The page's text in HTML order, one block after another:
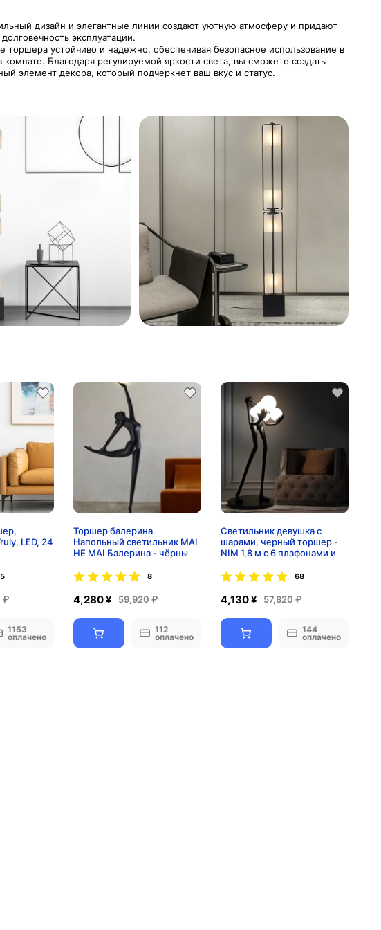
дизайн и элегантные линии создают уютную атмосферу и придают
эксплуатации.
устойчиво и надежно, обеспечивая безопасное использование в
Благодаря регулируемой яркости света, вы сможете создать
элемент декора, который подчеркнет ваш вкус и статус.
LED, 24
5
₽
1153
оплачено
Торшер балерина.
Напольный светильник MAI
HE MAI Балерина - чёрный.
8
4,280 ¥ 59,920 ₽
112
оплачено
Светильник девушка с
шарами, черный торшер -
NIM 1,8 м с 6 плафонами из
68
4,130 ¥ 57,820 ₽
144
оплачено